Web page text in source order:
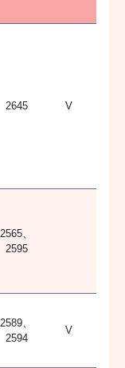
2645 V
2565、
2595
2589、
2594
V